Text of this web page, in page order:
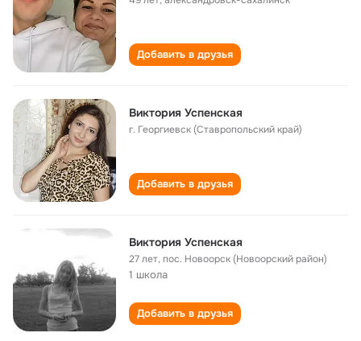
Добавить в друзья
Виктория Успенская
г. Георгиевск (Ставропольский край)
Добавить в друзья
Виктория Успенская
27 лет,пос. Новоорск (Новоорский район)
1 школа
Добавить в друзья